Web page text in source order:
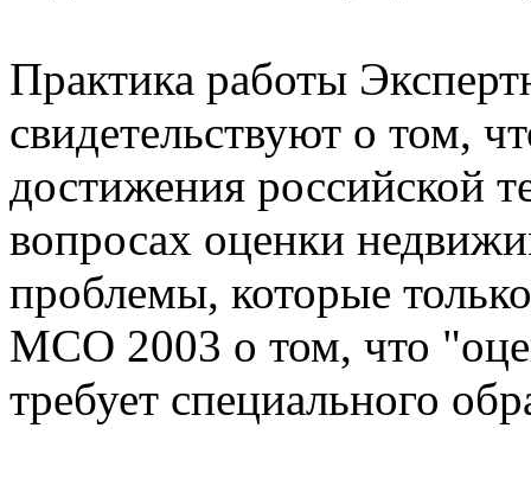
Практика работы
свидетельствуют о том,
достижения российской
вопросах оценки
проблемы, которые
МСО 2003 о том, что
требует специального